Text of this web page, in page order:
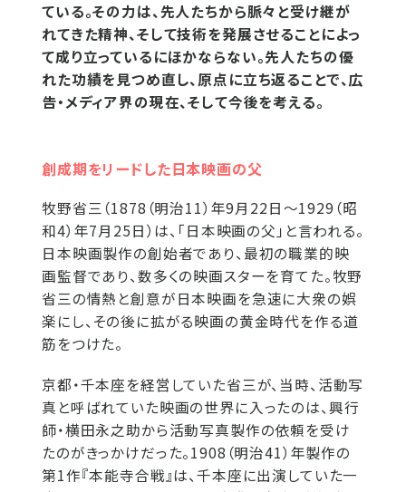
ている。その力は、先人たちから脈々と受け継が
れてきた精神、そして技術を発展させることによっ
て成り立っているにほかならない。先人たちの優
れた功績を見つめ直し、原点に立ち返ることで、広
告・メディア界の現在、そして今後を考える。
創成期をリードした日本映画の父
牧野省三（1878（明治11）年9月22日～1929（昭
和4）年7月25日）は、「日本映画の父」と言われる。
日本映画製作の創始者であり、最初の職業的映
画監督であり、数多くの映画スターを育てた。牧野
省三の情熱と創意が日本映画を急速に大衆の娯
楽にし、その後に拡がる映画の黄金時代を作る道
筋をつけた。
京都・千本座を経営していた省三が、当時、活動写
真と呼ばれていた映画の世界に入ったのは、興行
師・横田永之助から活動写真製作の依頼を受け
たのがきっかけだった。1908（明治41）年製作の
第1作『本能寺合戦』は、千本座に出演していた一